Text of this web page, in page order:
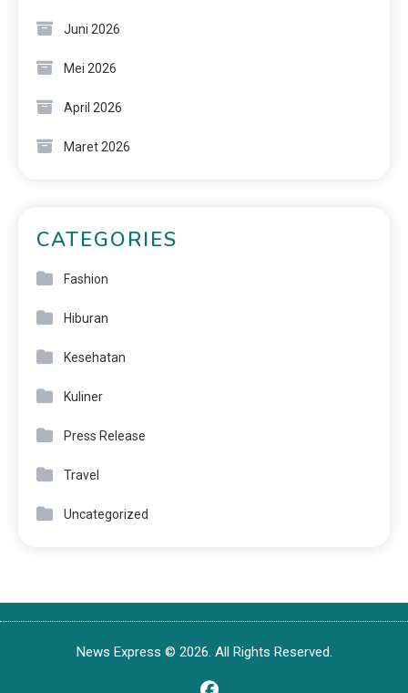
Juni 2026
Mei 2026
April 2026
Maret 2026
CATEGORIES
Fashion
Hiburan
Kesehatan
Kuliner
Press Release
Travel
Uncategorized
News Express © 2026. All Rights Reserved.